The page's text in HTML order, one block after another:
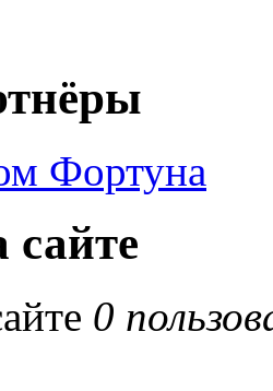
Фортуна
сайте
0